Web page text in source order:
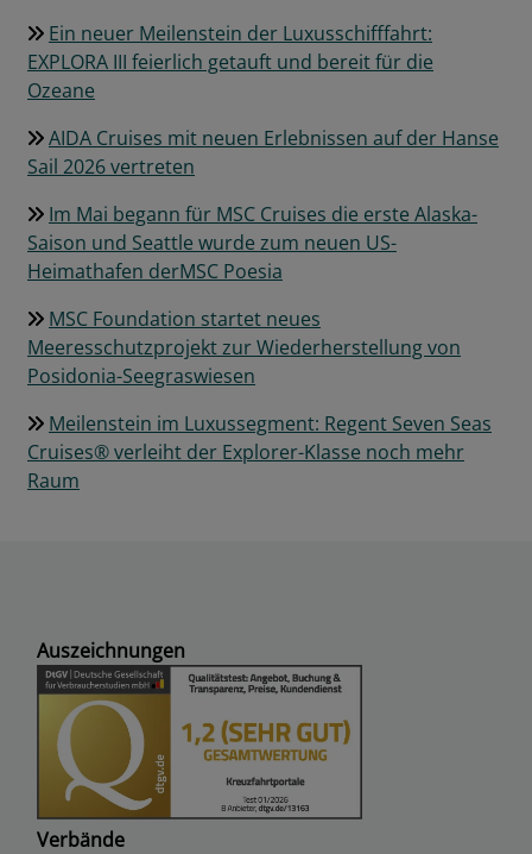
Ein neuer Meilenstein der Luxusschifffahrt:
EXPLORA III feierlich getauft und bereit für die
Ozeane
AIDA Cruises mit neuen Erlebnissen auf der Hanse
Sail 2026 vertreten
Im Mai begann für MSC Cruises die erste Alaska-
Saison und Seattle wurde zum neuen US-
Heimathafen derMSC Poesia
MSC Foundation startet neues
Meeresschutzprojekt zur Wiederherstellung von
Posidonia-Seegraswiesen
Meilenstein im Luxussegment: Regent Seven Seas
Cruises® verleiht der Explorer-Klasse noch mehr
Raum
Auszeichnungen
Verbände